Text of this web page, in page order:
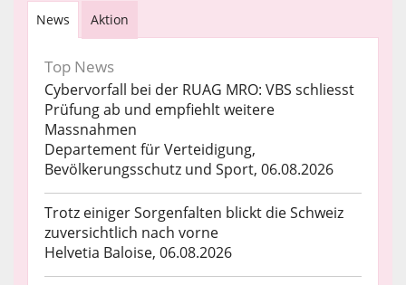
News Aktion
Top News
Cybervorfall bei der RUAG MRO: VBS schliesst
Prüfung ab und empfiehlt weitere
Massnahmen
Departement für Verteidigung,
Bevölkerungsschutz und Sport, 06.08.2026
Trotz einiger Sorgenfalten blickt die Schweiz
zuversichtlich nach vorne
Helvetia Baloise, 06.08.2026